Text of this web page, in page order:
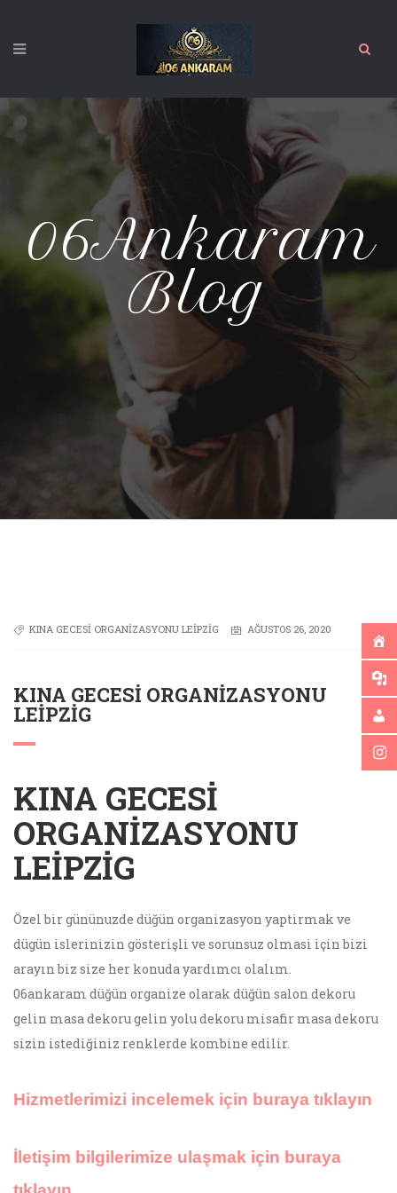
06Ankaram
Blog
KINA GECESI ORGANIZASYONU LEIPZIG AĞUSTOS 26, 2020
KINA GECESI ORGANIZASYONU
LEIPZIG
KINA GECESI
ORGANIZASYONU
LEIPZIG
Özel bir gününuzde düğün organizasyon yaptirmak ve
dügün islerinizin gösterişli ve sorunsuz olmasi için bizi
arayın biz size her konuda yardımcı olalım.
06ankaram düğün organize olarak düğün salon dekoru
gelin masa dekoru gelin yolu dekoru misafir masa dekoru
sizin istediğiniz renklerde kombine edilir.
Hizmetlerimizi incelemek için buraya tıklayın
İletişim bilgilerimize ulaşmak için buraya